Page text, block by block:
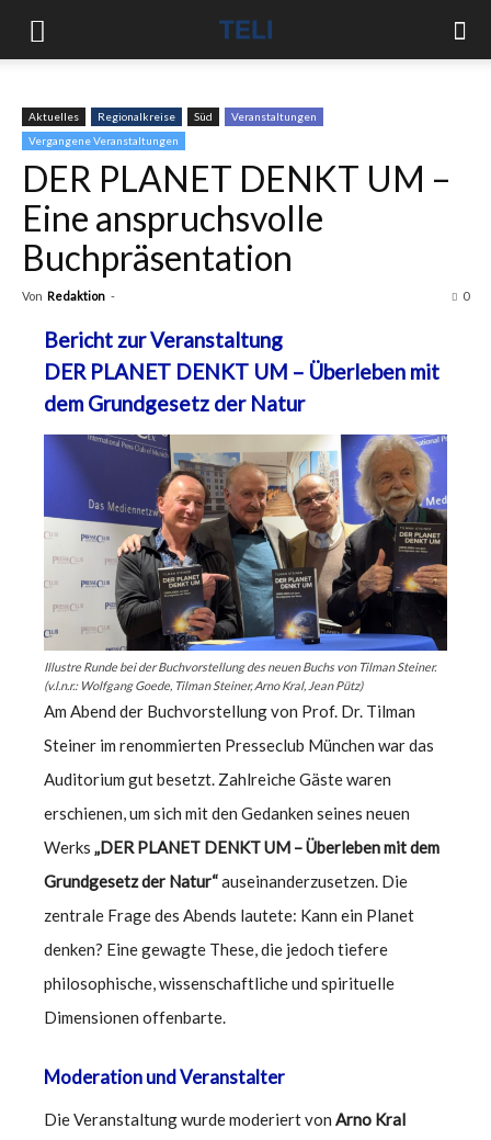
Aktuelles Regionalkreise Süd
Veranstaltungen
Vergangene Veranstaltungen
DER PLANET DENKT UM –
Eine anspruchsvolle
Buchpräsentation
Von Redaktion - 0
Bericht zur Veranstaltung
DER PLANET DENKT UM – Überleben mit
dem Grundgesetz der Natur
Illustre Runde bei der Buchvorstellung des neuen Buchs von Tilman Steiner.
(v.l.n.r.: Wolfgang Goede, Tilman Steiner, Arno Kral, Jean Pütz)
Am Abend der Buchvorstellung von Prof. Dr. Tilman
Steiner im renommierten Presseclub München war das
Auditorium gut besetzt. Zahlreiche Gäste waren
erschienen, um sich mit den Gedanken seines neuen
Werks „DER PLANET DENKT UM – Überleben mit dem
Grundgesetz der Natur“auseinanderzusetzen. Die
zentrale Frage des Abends lautete: Kann ein Planet
denken? Eine gewagte These, die jedoch tiefere
philosophische, wissenschaftliche und spirituelle
Dimensionen offenbarte.
Moderation und Veranstalter
Die Veranstaltung wurde moderiert von Arno Kral